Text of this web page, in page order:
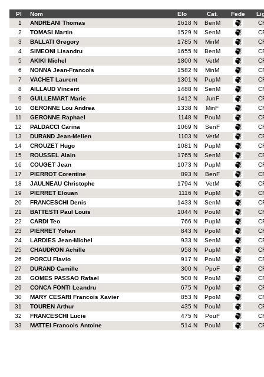
Pl Nom Elo Cat. Fede
1
ANDREANI Thomas 1618 N BenM
2
TOMASI Martin 1529 N SenM
3
BALLATI Gregory 1785 N MinM
4
SIMEONI Lisandru 1655 N BenM
5
AKIKI Michel 1800 N VetM
6
NONNA Jean-Francois 1582 N MinM
7
VACHET Laurent 1301 N PupM
8
AILLAUD Vincent 1488 N SenM
9
GUILLEMART Marie 1412 N JunF
10
GERONNE Lou Andrea 1338 N MinF
11
GERONNE Raphael 1148 N PouM
12
PALDACCI Carina 1069 N SenF
13
DURAND Jean-Melien 1103 N VetM
14
CROUZET Hugo 1081 N PupM
15
ROUSSEL Alain 1765 N SenM
16
COUGET Jean 1073 N PupM
17
PIERROT Corentine 893 N BenF
18
JAULNEAU Christophe 1794 N VetM
19
PIERRET Elouan 1116 N PupM
20
FRANCESCHI Denis 1433 N SenM
21
BATTESTI Paul Louis 1044 N PouM
22
CARDI Teo 766 N PupM
23
PIERRET Yohan 843 N PpoM
24
LARDIES Jean-Michel 933 N SenM
25
CHAUDRON Achille 958 N PupM
26
PORCU Flavio 917 N PouM
27
DURAND Camille 300 N PpoF
28
GOMES PASSAO Rafael 500 N PouM
29
CONCA FONTI Leandru 675 N PpoM
30
MARY CESARI Francois Xavier 853 N PpoM
31
TOUREN Arthur 435 N PouM
32
FRANCESCHI Lucie 475 N PouF
33
MATTEI Francois Antoine 514 N PouM